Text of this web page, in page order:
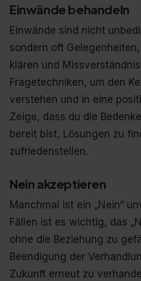
Einwände behandeln
Einwände sind nicht
sondern oft
klären und
Fragetechniken, um den
verstehen und in eine
Zeige, dass du die
bereit bist, Lösungen zu
zufriedenstellen.
Nein akzeptieren
Manchmal ist ein „Nein“
Fällen ist es wichtig, das
ohne die Beziehung zu
Beendigung der
Zukunft erneut zu